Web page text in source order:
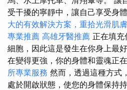
受干擾的寧靜中，讓自己享受身
大的有效解決方案，重拾光滑肌膚
專業推薦 高雄牙醫推薦 正在填
細胞，因此這是發生在你身上最
在變得更強，你的身體和靈魂正
所專業服務 然而，透過這種方式
處於開啟狀態，使您的身體保持